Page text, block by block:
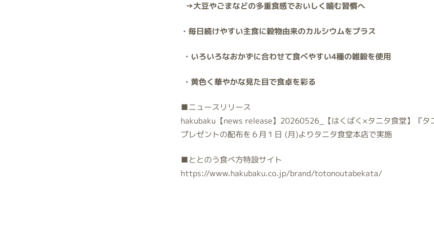
→大豆やごまなどの多重食感でおいしく噛む習慣へ
・毎日続けやすい主食に穀物由来のカルシウムをプラス
・いろいろなおかずに合わせて食べやすい4種の雑穀を使用
・黄色く華やかな見た目で食卓を彩る
■ニュースリリース
hakubaku 【news release】 20260526_ 【はくばく ×タニタ食堂】『タ
プレゼントの配布を６月１日 (月)よりタニタ食堂本店で実施
■ととのう食べ方特設サイト
https://www.hakubaku.co.jp/brand/totonoutabekata/